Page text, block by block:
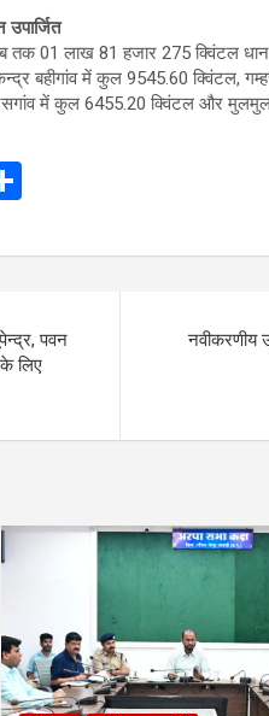
तक 01 लाख 81 हजार 275 क्विंटल धान
बहीगांव में कुल 9545.60 क्विंटल,
में कुल 6455.20 क्विंटल और
ar
पवन
लिए
नवीकरणीय